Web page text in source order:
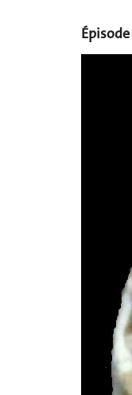
Épisode